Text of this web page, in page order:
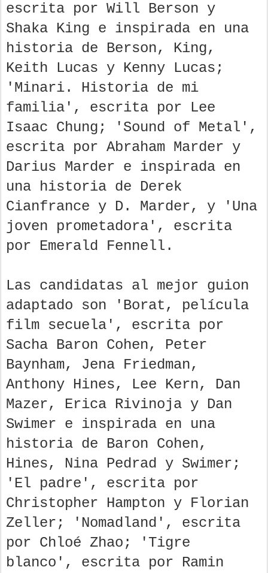
escrita por Will Berson y
Shaka King e inspirada en una
historia de Berson, King,
Keith Lucas y Kenny Lucas;
'Minari. Historia de mi
familia', escrita por Lee
Isaac Chung; 'Sound of Metal',
escrita por Abraham Marder y
Darius Marder e inspirada en
una historia de Derek
Cianfrance y D. Marder, y 'Una
joven prometadora', escrita
por Emerald Fennell.
Las candidatas al mejor guion
adaptado son 'Borat, película
film secuela', escrita por
Sacha Baron Cohen, Peter
Baynham, Jena Friedman,
Anthony Hines, Lee Kern, Dan
Mazer, Erica Rivinoja y Dan
Swimer e inspirada en una
historia de Baron Cohen,
Hines, Nina Pedrad y Swimer;
'El padre', escrita por
Christopher Hampton y Florian
Zeller; 'Nomadland', escrita
por Chloé Zhao; 'Tigre
blanco', escrita por Ramin